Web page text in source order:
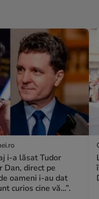
i-a lăsat Tudor
Dan, direct pe
oameni i-au dat
curios cine vă…”.